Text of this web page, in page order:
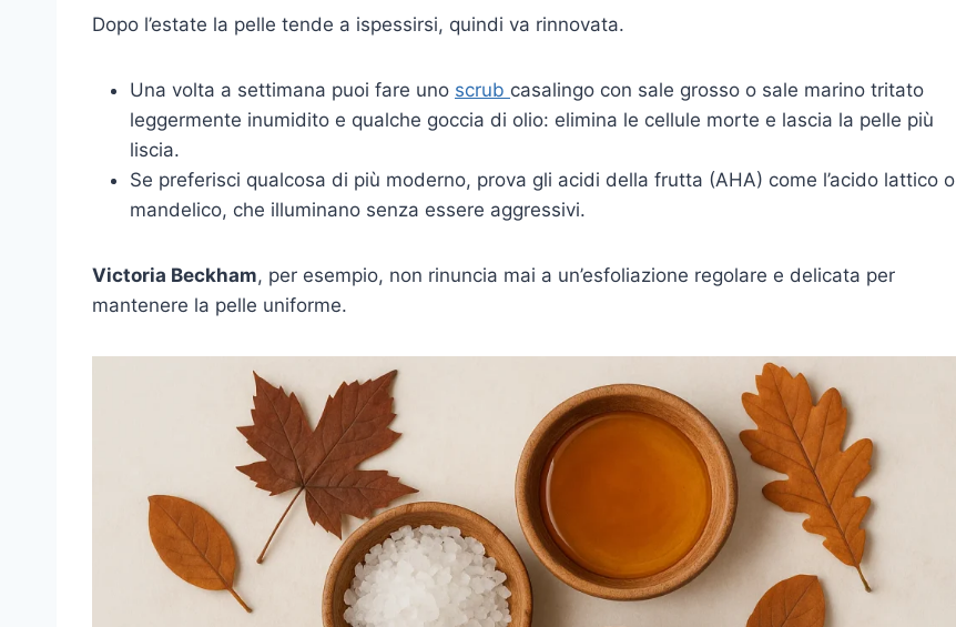
Dopo l’estate la pelle tende a ispessirsi, quindi va rinnovata.
Una volta a settimana puoi fare uno scrub casalingo con sale grosso o sale marino tritato
leggermente inumidito e qualche goccia di olio: elimina le cellule morte e lascia la pelle più
liscia.
Se preferisci qualcosa di più moderno, prova gli acidi della frutta (AHA) come l’acido lattico o
mandelico, che illuminano senza essere aggressivi.
Victoria Beckham, per esempio, non rinuncia mai a un’esfoliazione regolare e delicata per
mantenere la pelle uniforme.